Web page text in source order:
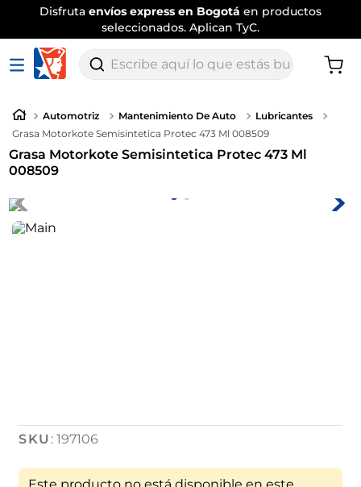
Disfruta envíos express en Bogotá en productos
seleccionados. Aplican TyC.
Escribe aquí lo que estás buscando
Automotriz Mantenimiento De Auto
Lubricantes
Grasa Motorkote Semisintetica Protec 473 Ml 008509
Grasa Motorkote Semisintetica Protec 473 Ml
008509
:197106